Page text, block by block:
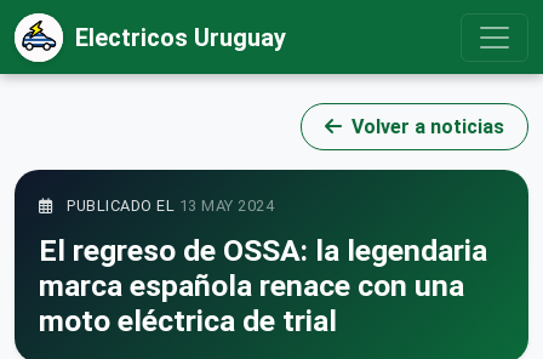
Electricos Uruguay
Volver a noticias
PUBLICADO EL 13 MAY 2024
El regreso de OSSA: la legendaria
marca española renace con una
moto eléctrica de trial